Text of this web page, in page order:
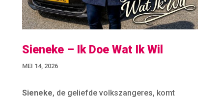
Sieneke – Ik Doe Wat Ik Wil
MEI 14, 2026
Sieneke, de geliefde volkszangeres, komt